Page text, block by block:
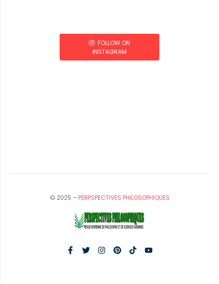
FOLLOW ON
INSTAGRAM
© 2025 –PERPSPECTIVES PHILOSOPHIQUES